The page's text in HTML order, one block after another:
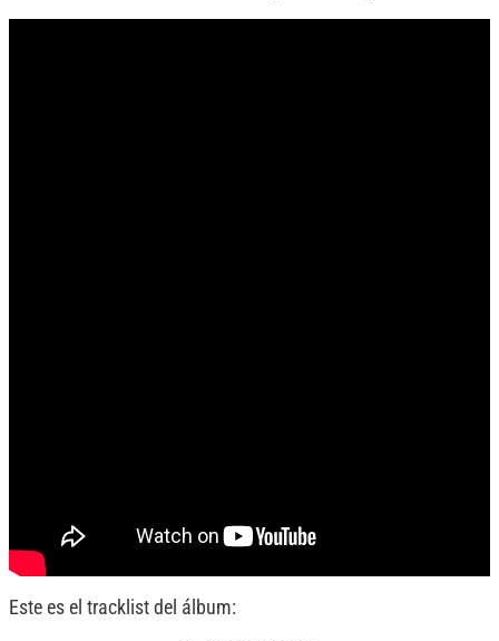
Este es el tracklist del álbum: